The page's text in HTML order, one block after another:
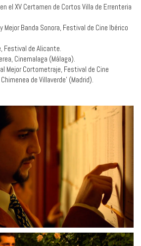
el XV Certamen de Cortos Villa de Errenteria
Mejor Banda Sonora, Festival de Cine Ibérico
Festival de Alicante.
Cinemalaga (Málaga).
Mejor Cortometraje, Festival de Cine
de Villaverde' (Madrid).